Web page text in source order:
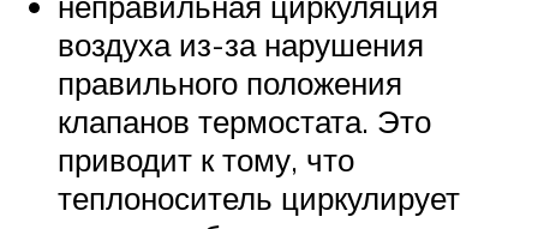
воздуха из-за нарушения
правильного положения
клапанов термостата. Это
приводит к тому, что
теплоноситель циркулирует